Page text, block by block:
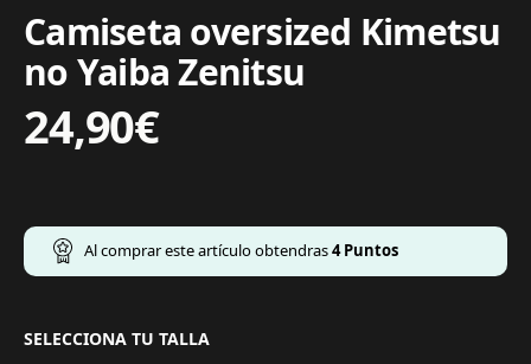
Camiseta oversized Kimetsu
no Yaiba Zenitsu
24,90€
Al comprar este artículo obtendras4Puntos
SELECCIONA TU TALLA